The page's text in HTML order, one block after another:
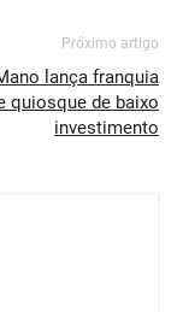
Próximo artigo
lança franquia
quiosque de baixo
investimento